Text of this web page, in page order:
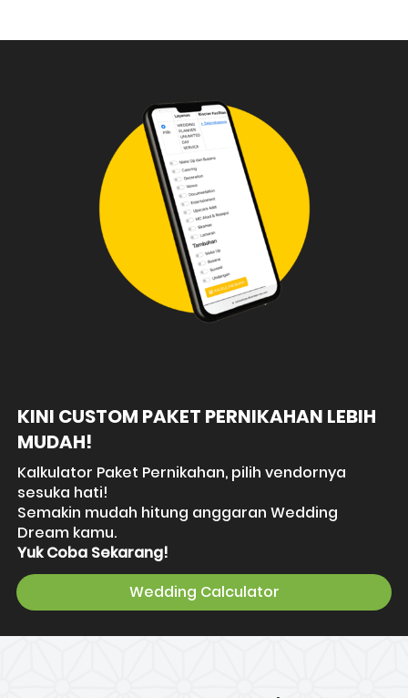
KINI CUSTOM PAKET PERNIKAHAN LEBIH
MUDAH!
Kalkulator Paket Pernikahan, pilih vendornya
sesuka hati!
Semakin mudah hitung anggaran Wedding
Dream kamu.
Yuk Coba Sekarang!
`
Wedding Calculator